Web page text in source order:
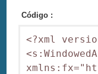
Código :
<?xml